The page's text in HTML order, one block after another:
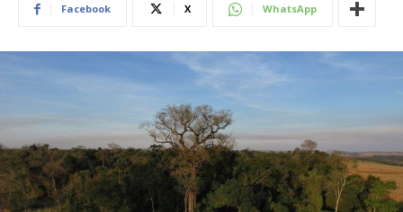
Facebook X WhatsApp